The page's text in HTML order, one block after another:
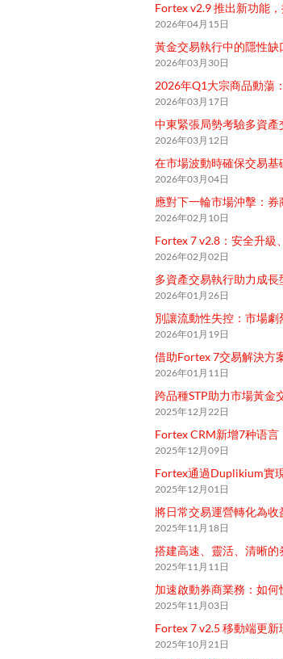
Fortex v2.9 推出新功能
2026年04月15日
黃金交易執行中的隱性缺
2026年03月30日
2026年Q1大宗商品動蕩
2026年03月17日
中東緊張局勢考驗多資產
2026年03月12日
在市場波動時確保交易基
2026年03月04日
應對下一輪市場沖擊：
2026年02月10日
Fortex 7 v2.8：安全升級
2026年02月02日
多資產交易執行助力成長
2026年01月26日
別讓流動性失控：市場
2026年01月19日
借助Fortex 7交易解決方
2026年01月11日
跨品種STP助力市場黃金
2025年12月22日
Fortex CRM新增7种语
2025年12月09日
Fortex通過Duplikium實
2025年12月01日
將日常交易運營轉化為
2025年11月18日
搭建高速、靈活、清晰
2025年11月11日
加速啟動券商業務：如
2025年11月03日
Fortex 7 v2.5 移動端更
2025年10月21日